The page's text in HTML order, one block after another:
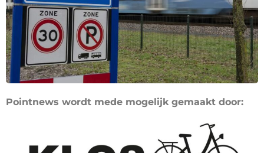
Pointnews wordt mede mogelijk gemaakt door: